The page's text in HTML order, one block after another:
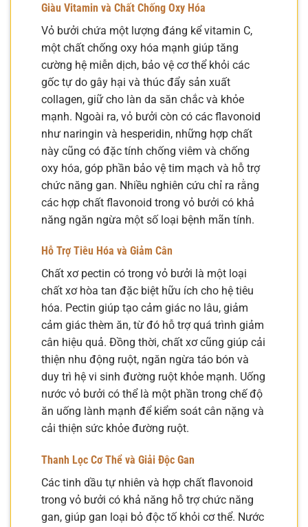
Giàu Vitamin và Chất Chống Oxy Hóa
Vỏ bưởi chứa một lượng đáng kể vitamin C,
một chất chống oxy hóa mạnh giúp tăng
cường hệ miễn dịch, bảo vệ cơ thể khỏi các
gốc tự do gây hại và thúc đẩy sản xuất
collagen, giữ cho làn da săn chắc và khỏe
mạnh. Ngoài ra, vỏ bưởi còn có các flavonoid
như naringin và hesperidin, những hợp chất
này cũng có đặc tính chống viêm và chống
oxy hóa, góp phần bảo vệ tim mạch và hỗ trợ
chức năng gan. Nhiều nghiên cứu chỉ ra rằng
các hợp chất flavonoid trong vỏ bưởi có khả
năng ngăn ngừa một số loại bệnh mãn tính.
Hỗ Trợ Tiêu Hóa và Giảm Cân
Chất xơ pectin có trong vỏ bưởi là một loại
chất xơ hòa tan đặc biệt hữu ích cho hệ tiêu
hóa. Pectin giúp tạo cảm giác no lâu, giảm
cảm giác thèm ăn, từ đó hỗ trợ quá trình giảm
cân hiệu quả. Đồng thời, chất xơ cũng giúp cải
thiện nhu động ruột, ngăn ngừa táo bón và
duy trì hệ vi sinh đường ruột khỏe mạnh. Uống
nước vỏ bưởi có thể là một phần trong chế độ
ăn uống lành mạnh để kiểm soát cân nặng và
cải thiện sức khỏe đường ruột.
Thanh Lọc Cơ Thể và Giải Độc Gan
Các tinh dầu tự nhiên và hợp chất flavonoid
trong vỏ bưởi có khả năng hỗ trợ chức năng
gan, giúp gan loại bỏ độc tố khỏi cơ thể. Nước